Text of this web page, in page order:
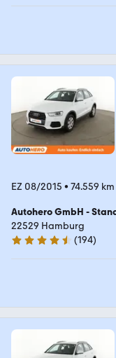
EZ 08/2015 • 74.559 km
Autohero GmbH -
22529 Hamburg
4.6 Sterne
(194)